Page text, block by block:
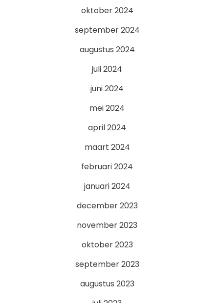
oktober 2024
september 2024
augustus 2024
juli 2024
juni 2024
mei 2024
april 2024
maart 2024
februari 2024
januari 2024
december 2023
november 2023
oktober 2023
september 2023
augustus 2023